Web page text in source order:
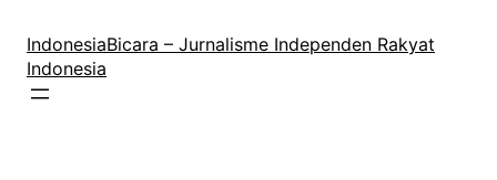
konten
IndonesiaBicara – Jurnalisme Independen Rakyat
Indonesia